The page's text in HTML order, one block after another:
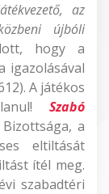
az
újbóli
hogy a
igazolásával
A játékos
Szabó
a
eltiltását
ítél meg.
szabadtéri